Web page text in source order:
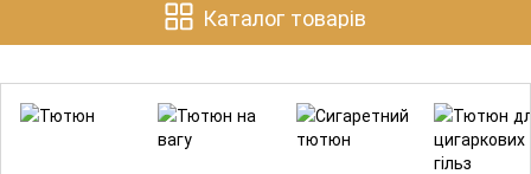
Каталог товарів